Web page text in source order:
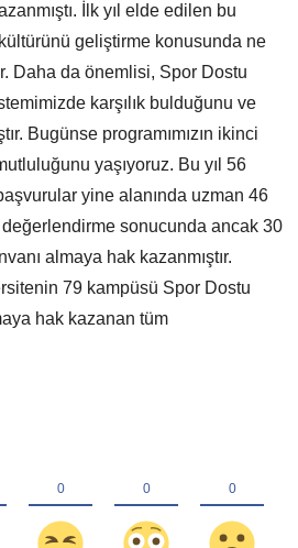
İlk yıl elde edilen bu
geliştirme konusunda ne
Daha da önemlisi, Spor Dostu
karşılık bulduğunu ve
Bugünse programımızın ikinci
yaşıyoruz. Bu yıl 56
yine alanında uzman 46
sonucunda ancak 30
almaya hak kazanmıştır.
79 kampüsü Spor Dostu
hak kazanan tüm